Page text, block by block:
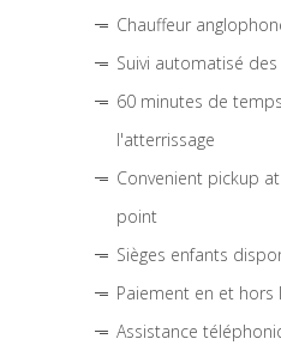
Chauffeur
Suivi automatisé des
60 minutes de
l'atterrissage
Convenient pickup
point
Sièges enfants
Paiement en et hors
Assistance